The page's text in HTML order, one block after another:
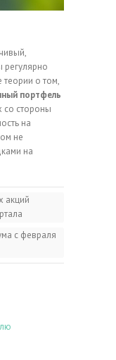
регулярно
о том,
портфель
со стороны
на
не
на
акций
с февраля